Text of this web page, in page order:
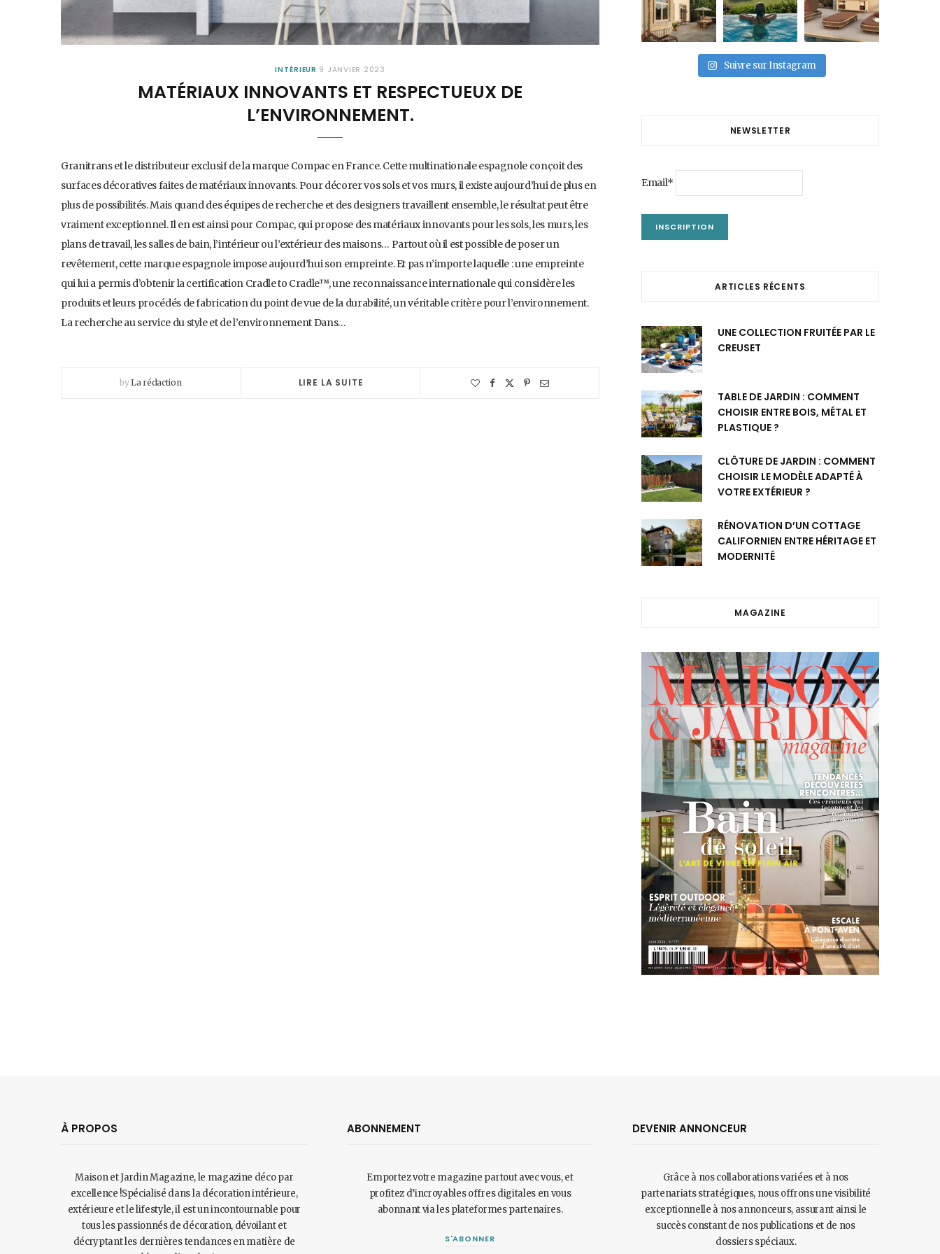
INTÉRIEUR 9 JANVIER 2023
MATÉRIAUX INNOVANTS ET RESPECTUEUX DE
L’ENVIRONNEMENT.
Granitrans et le distributeur exclusif de la marque Compac en France. Cette multinationale espagnole conçoit des
surfaces décoratives faites de matériaux innovants. Pour décorer vos sols et vos murs, il existe aujourd’hui de plus en
plus de possibilités. Mais quand des équipes de recherche et des designers travaillent ensemble, le résultat peut être
vraiment exceptionnel. Il en est ainsi pour Compac, qui propose des matériaux innovants pour les sols, les murs, les
plans de travail, les salles de bain, l’intérieur ou l’extérieur des maisons… Partout où il est possible de poser un
revêtement, cette marque espagnole impose aujourd’hui son empreinte. Et pas n’importe laquelle : une empreinte
qui lui a permis d’obtenir la certification Cradle to Cradle™, une reconnaissance internationale qui considère les
produits et leurs procédés de fabrication du point de vue de la durabilité, un véritable critère pour l’environnement.
La recherche au service du style et de l’environnement Dans…
byLa rédaction LIRE LA SUITE
Suivre sur Instagram
NEWSLETTER
Email*
ARTICLES RÉCENTS
UNE COLLECTION FRUITÉE PAR LE
CREUSET
TABLE DE JARDIN : COMMENT
CHOISIR ENTRE BOIS, MÉTAL ET
PLASTIQUE ?
CLÔTURE DE JARDIN : COMMENT
CHOISIR LE MODÈLE ADAPTÉ À
VOTRE EXTÉRIEUR ?
RÉNOVATION D’UN COTTAGE
CALIFORNIEN ENTRE HÉRITAGE ET
MODERNITÉ
MAGAZINE
À PROPOS
Maison et Jardin Magazine, le magazine déco par
excellence !Spécialisé dans la décoration intérieure,
extérieure et le lifestyle, il est un incontournable pour
tous les passionnés de décoration, dévoilant et
décryptant les dernières tendances en matière de
ABONNEMENT
Emportez votre magazine partout avec vous, et
profitez d’incroyables offres digitales en vous
abonnant via les plateformes partenaires.
S'ABONNER
DEVENIR ANNONCEUR
Grâce à nos collaborations variées et à nos
partenariats stratégiques, nous offrons une visibilité
exceptionnelle à nos annonceurs, assurant ainsi le
succès constant de nos publications et de nos
dossiers spéciaux.